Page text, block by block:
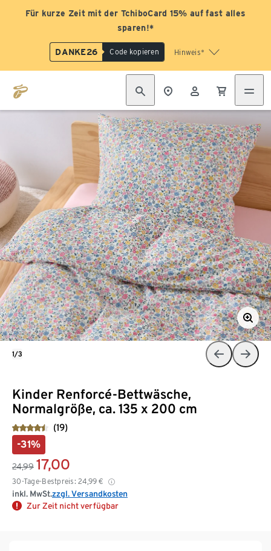
Für kurze Zeit mit der TchiboCard 15% auf fast alles
sparen!*
DANKE26 Code kopieren Hinweis*
Kinder Renforcé-Bettwäsche,
Normalgröße, ca. 135 x 200 cm
(19)
-31%
24,99 17,00
30-Tage-Bestpreis: 24,99 €
inkl. MwSt.zzgl. Versandkosten
Zur Zeit nicht verfügbar
1/3